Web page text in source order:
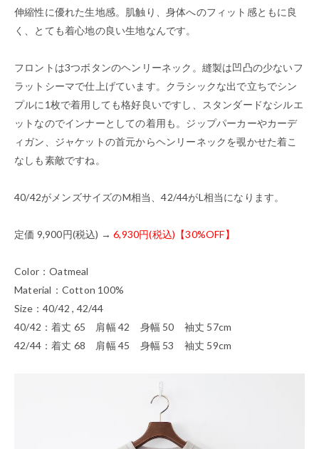
伸縮性に優れた生地感。肌触り、身体へのフィット感ともに良
く、とても着心地の良い生地なんです。
フロントは3つボタンのヘンリーネック。縫製は凹凸の少ないフ
ラットシーマで仕上げています。クラシックな出で立ちでシン
プルに1枚で着用しても格好良いですし、スタンダードなシルエ
ットなのでインナーとしての着用も。ジップパーカーやカーデ
ィガン、ジャケットの首元からヘンリーネックを覗かせた着こ
なしも素敵ですね。
40/42がメンズサイズのM相当、42/44がL相当になります。
定価 9,900円(税込) →6,930円(税込)【30%OFF】
Color：Oatmeal
Material：Cotton 100%
Size：40/42 , 42/44
40/42：着丈 65 肩幅 42 身幅 50 袖丈 57cm
42/44：着丈 68 肩幅 45 身幅 53 袖丈 59cm